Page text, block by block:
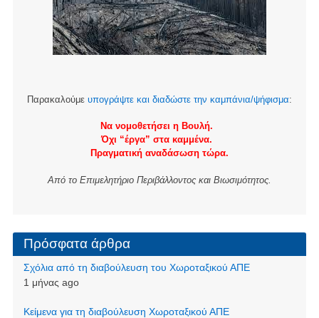
Παρακαλούμε υπογράψτε και διαδώστε την καμπάνια/ψήφισμα:
Να νομοθετήσει η Βουλή.
Όχι “έργα” στα καμμένα.
Πραγματική αναδάσωση τώρα.
Από το Επιμελητήριο Περιβάλλοντος και Βιωσιμότητος.
Πρόσφατα άρθρα
Σχόλια από τη διαβούλευση του Χωροταξικού ΑΠΕ
1 μήνας ago
Kείμενα για τη διαβούλευση Χωροταξικού ΑΠΕ